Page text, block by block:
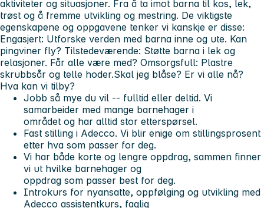
aktiviteter og situasjoner. Fra å ta imot barna til kos, lek,
trøst og å fremme utvikling og mestring. De viktigste
egenskapene og oppgavene tenker vi kanskje er disse:
Engasjert: Utforske verden med barna inne og ute. Kan
pingviner fly? Tilstedeværende: Støtte barna i lek og
relasjoner. Får alle være med? Omsorgsfull: Plastre
skrubbsår og telle hoder.Skal jeg blåse? Er vi alle nå?
Hva kan vi tilby?
Jobb så mye du vil -- fulltid eller deltid. Vi
samarbeider med mange barnehager i
området og har alltid stor etterspørsel.
Fast stilling i Adecco. Vi blir enige om stillingsprosent
etter hva som passer for deg.
Vi har både korte og lengre oppdrag, sammen finner
vi ut hvilke barnehager og
oppdrag som passer best for deg.
Introkurs for nyansatte, oppfølging og utvikling med
Adecco assistentkurs, faglig